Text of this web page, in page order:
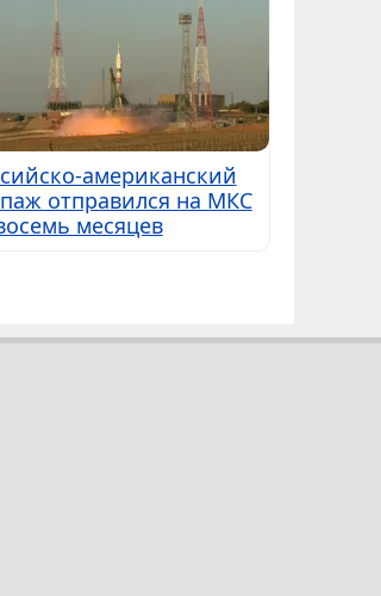
американский
отправился на МКС
месяцев